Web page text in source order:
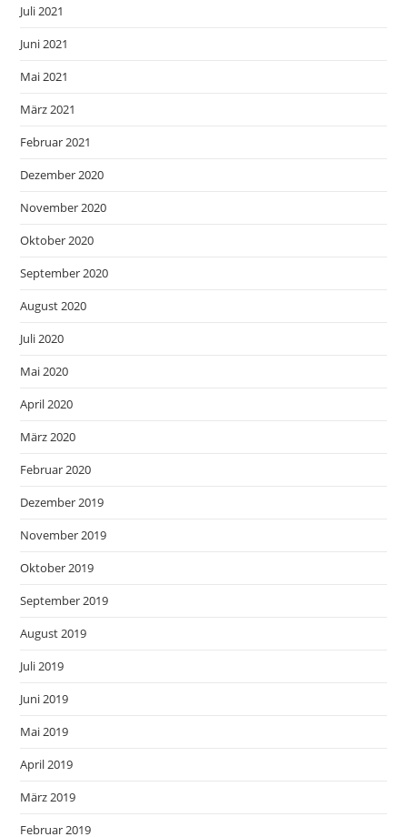
Juli 2021
Juni 2021
Mai 2021
März 2021
Februar 2021
Dezember 2020
November 2020
Oktober 2020
September 2020
August 2020
Juli 2020
Mai 2020
April 2020
März 2020
Februar 2020
Dezember 2019
November 2019
Oktober 2019
September 2019
August 2019
Juli 2019
Juni 2019
Mai 2019
April 2019
März 2019
Februar 2019